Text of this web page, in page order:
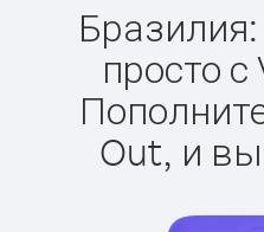
просто
Out, и